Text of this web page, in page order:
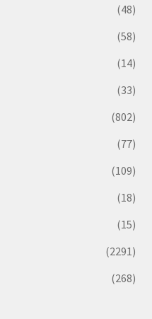
(48)
(58)
(14)
(33)
(802)
(77)
(109)
(18)
(15)
(2291)
(268)